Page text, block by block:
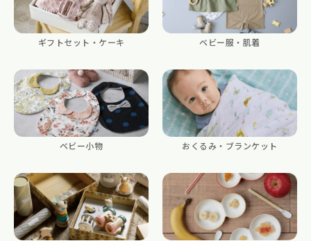
ギフトセット・ケーキ ベビー服・肌着
ベビー小物 おくるみ・ブランケット